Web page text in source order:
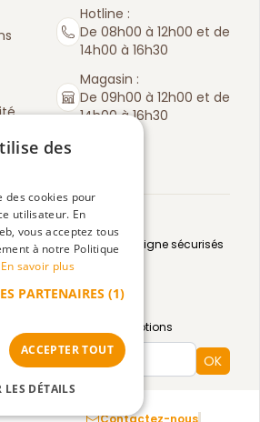
Hotline :
De 08h00 à 12h00 et de
14h00 à 16h30
Magasin :
De 09h00 à 12h00 et de
14h00 à 16h30
des chefs
Moyens de paiement en ligne sécurisés
actualité et nos promotions
OK
Contactez-nous
des
des cookies pour
utilisateur. En
vous acceptez tous
à notre Politique
En savoir plus
PARTENAIRES (1)
ACCEPTER TOUT
LES DÉTAILS